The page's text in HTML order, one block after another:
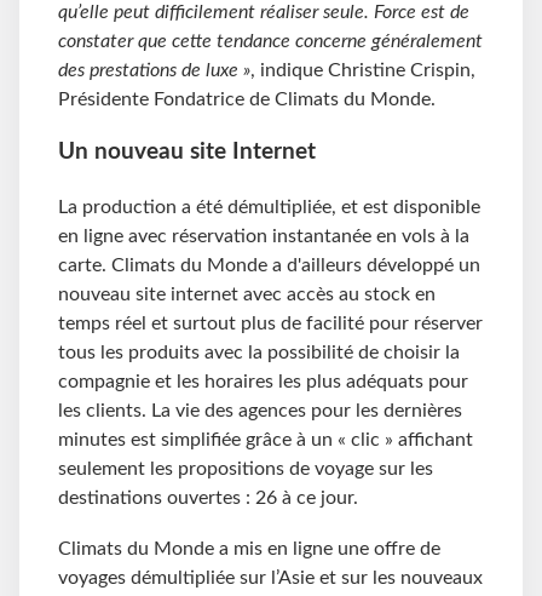
qu’elle peut difficilement réaliser seule. Force est de
constater que cette tendance concerne généralement
des prestations de luxe », indique Christine Crispin,
Présidente Fondatrice de Climats du Monde.
Un nouveau site Internet
La production a été démultipliée, et est disponible
en ligne avec réservation instantanée en vols à la
carte. Climats du Monde a d'ailleurs développé un
nouveau site internet avec accès au stock en
temps réel et surtout plus de facilité pour réserver
tous les produits avec la possibilité de choisir la
compagnie et les horaires les plus adéquats pour
les clients. La vie des agences pour les dernières
minutes est simplifiée grâce à un « clic » affichant
seulement les propositions de voyage sur les
destinations ouvertes : 26 à ce jour.
Climats du Monde a mis en ligne une offre de
voyages démultipliée sur l’Asie et sur les nouveaux